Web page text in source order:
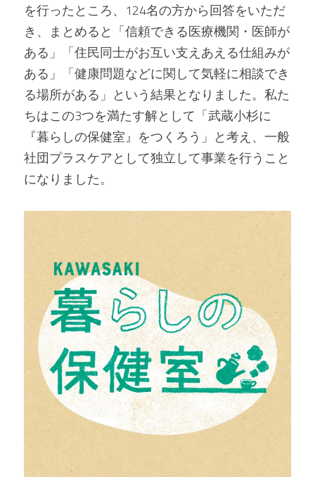
を行ったところ、124名の方から回答をいただ
き、まとめると「信頼できる医療機関・医師が
ある」「住民同士がお互い支えあえる仕組みが
ある」「健康問題などに関して気軽に相談でき
る場所がある」という結果となりました。私た
ちはこの3つを満たす解として「武蔵小杉に
『暮らしの保健室』をつくろう」と考え、一般
社団プラスケアとして独立して事業を行うこと
になりました。